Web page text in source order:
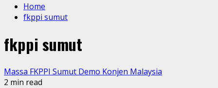
Home
fkppi sumut
fkppi sumut
Massa FKPPI Sumut Demo Konjen Malaysia
2 min read